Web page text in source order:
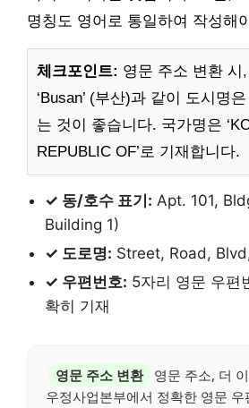
명칭도 영어로 통일하여 작성해
체크포인트: 영문 주소 변환 시,
‘Busan’ (부산)과 같이 도시명
는 것이 좋습니다. 국가명은
REPUBLIC OF’로 기재합니다.
✓ 동/호수 표기: Apt. 101,
Building 1)
✓ 도로명: Street, Road,
✓ 우편번호: 5자리 영문 우편
확히 기재
영문 주소 변환
영문 주소, 더
우정사업본부에서 정확한 영문